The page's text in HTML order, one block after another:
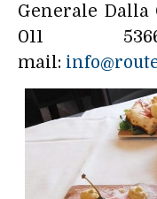
Generale Dalla
011
mail: